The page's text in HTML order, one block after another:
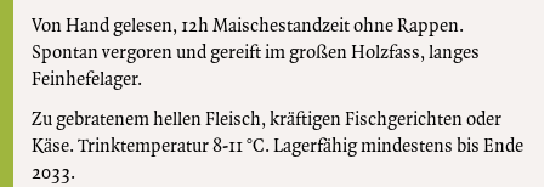
Von Hand gelesen, 12h Maischestandzeit ohne Rappen.
Spontan vergoren und gereift im großen Holzfass, langes
Feinhefelager.
Zu gebratenem hellen Fleisch, kräftigen Fischgerichten oder
Käse. Trinktemperatur 8-11 °C. Lagerfähig mindestens bis Ende
2033.